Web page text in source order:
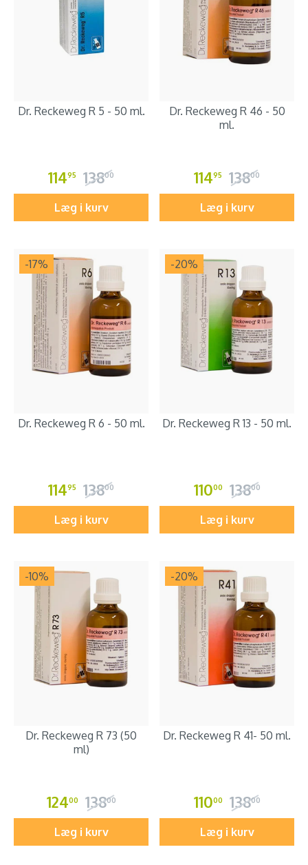
Dr. Reckeweg R 5 - 50 ml.
11495 13800
Læg i kurv
Dr. Reckeweg R 46 - 50
ml.
11495 13800
Læg i kurv
-17%
Dr. Reckeweg R 6 - 50 ml.
11495 13800
Læg i kurv
-20%
Dr. Reckeweg R 13 - 50 ml.
11000 13800
Læg i kurv
-10%
Dr. Reckeweg R 73 (50
ml)
12400 13800
Læg i kurv
-20%
Dr. Reckeweg R 41- 50 ml.
11000 13800
Læg i kurv